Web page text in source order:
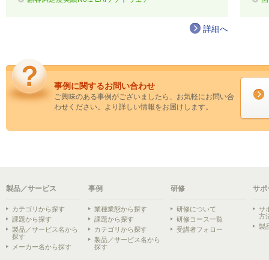
詳細へ
事例に関するお問い合わせ
ご興味のある事例がございましたら、お気軽にお問い合
わせください。より詳しい情報をお届けします。
製品／サービス
カテゴリから探す
課題から探す
製品／サービス名から
探す
メーカー名から探す
事例
業種業態から探す
課題から探す
カテゴリから探す
製品／サービス名から
探す
研修
研修について
研修コース一覧
受講者フォロー
サポ
サ
方
製